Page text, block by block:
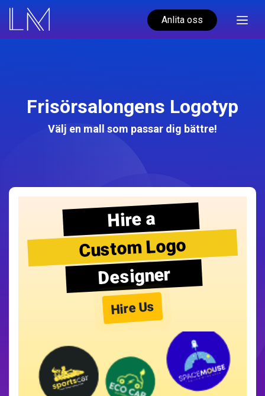
Anlita oss
Frisörsalongens Logotyp
Välj en mall som passar dig bättre!
Hire a
Custom Logo
Designer
Hire Us